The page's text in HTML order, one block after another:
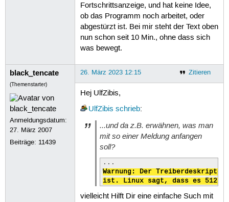
Fortschrittsanzeige, und hat keine Idee,
ob das Programm noch arbeitet, oder
abgestürzt ist. Bei mir steht der Text oben
nun schon seit 10 Min., ohne dass sich
was bewegt.
black_tencate
(Themenstarter)
Anmeldungsdatum:
27. März 2007
Beiträge: 11439
Zitieren
26. März 2023 12:15
Hej UlfZibis,
UlfZibis schrieb:
...und da z.B. erwähnen, was man
mit so einer Meldung anfangen
soll?
Warnung: Der
ist. Linux sagt, dass es 512
vielleicht Hilft Dir eine einfache Such mit